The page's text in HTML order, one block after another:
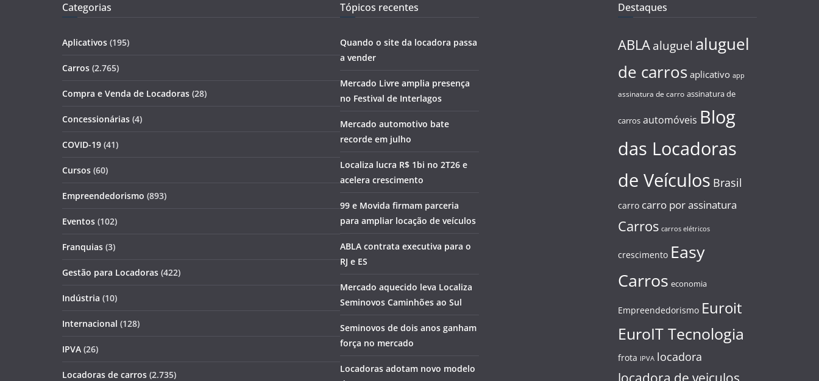
Categorias
Aplicativos (195)
Carros (2.765)
Compra e Venda de Locadoras (28)
Concessionárias (4)
COVID-19 (41)
Cursos (60)
Empreendedorismo (893)
Eventos (102)
Franquias (3)
Gestão para Locadoras (422)
Indústria (10)
Internacional (128)
IPVA (26)
Locadoras de carros (2.735)
Tópicos recentes
Quando o site da locadora passa
a vender
Mercado Livre amplia presença
no Festival de Interlagos
Mercado automotivo bate
recorde em julho
Localiza lucra R$ 1bi no 2T26 e
acelera crescimento
99 e Movida firmam parceria
para ampliar locação de veículos
ABLA contrata executiva para o
RJ e ES
Mercado aquecido leva Localiza
Seminovos Caminhões ao Sul
Seminovos de dois anos ganham
força no mercado
Locadoras adotam novo modelo
Destaques
ABLA aluguel aluguel
de carros aplicativo app
assinatura de carro assinatura de
carros automóveis Blog
das Locadoras
de Veículos Brasil
carro carro por assinatura
Carros carros elétricos
crescimento Easy
Carros economia
Empreendedorismo Euroit
EuroIT Tecnologia
frota IPVA locadora